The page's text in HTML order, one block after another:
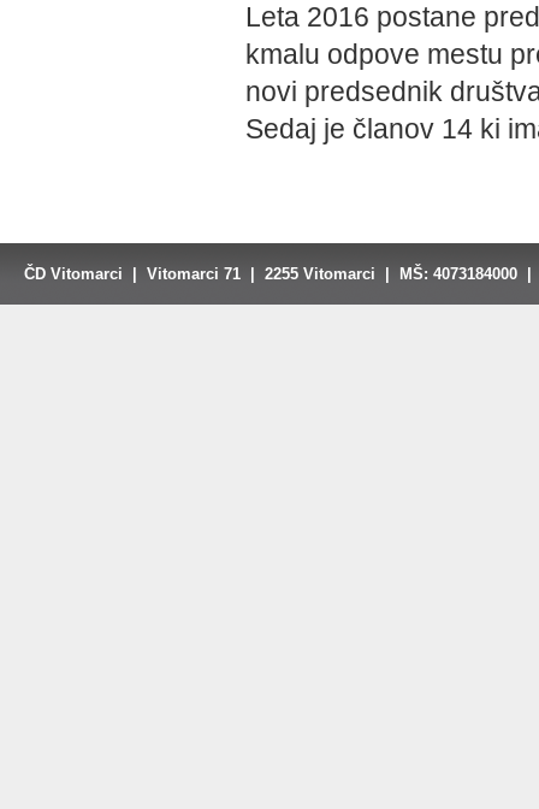
Leta 2016 postane
kmalu odpove mestu
novi predsednik
Sedaj je članov 14 ki
ČD Vitomarci | Vitomarci 71 | 2255 Vitomarci | MŠ: 4073184000 |